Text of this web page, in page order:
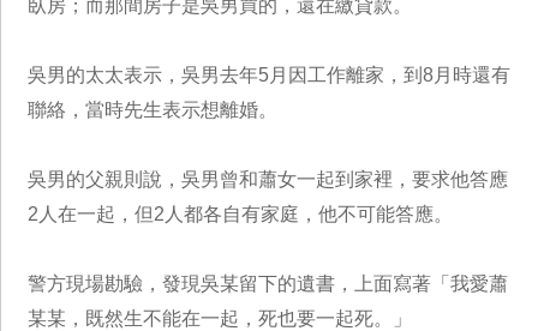
臥房；而那間房子是吳男買的，還在繳貸款。
吳男的太太表示，吳男去年5月因工作離家，到8月時還有
聯絡，當時先生表示想離婚。
吳男的父親則說，吳男曾和蕭女一起到家裡，要求他答應
2人在一起，但2人都各自有家庭，他不可能答應。
警方現場勘驗，發現吳某留下的遺書，上面寫著「我愛蕭
某某，既然生不能在一起，死也要一起死。」